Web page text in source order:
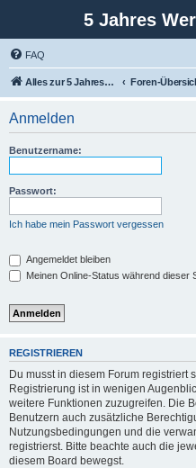
5 Jahres
FAQ
Alles zur 5 Jahreswertung / Tabelle der UEFA mit vielen Statistiken. Foren-
Anmelden
Benutzername:
Passwort:
Ich habe mein Passwort vergessen
Angemeldet bleiben
Meinen Online-Status während dieser
REGISTRIEREN
Du musst in diesem Forum registriert
Registrierung ist in wenigen
weitere Funktionen zuzugreifen. Die
Benutzern auch zusätzliche
Nutzungsbedingungen und die
registrierst. Bitte beachte auch die
diesem Board bewegst.